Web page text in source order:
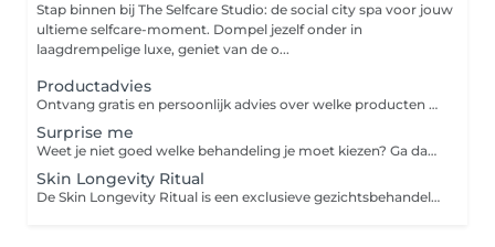
Stap binnen bij The Selfcare Studio: de social city spa voor jouw
ultieme selfcare-moment. Dompel jezelf onder in
laagdrempelige luxe, geniet van de o...
Productadvies
Ontvang gratis en persoonlijk advies over welke producten het beste passen bij jouw huidtype en huidbehoeften. Samen kijken we naar jouw huidige routine en stellen we een passend advies op.
Surprise me
Weet je niet goed welke behandeling je moet kiezen? Ga dan voor de surprise me. We kijken samen welke behandeling voor jou het meest geschikt is.
Skin Longevity Ritual
De Skin Longevity Ritual is een exclusieve gezichtsbehandeling die verder gaat dan traditionele anti-aging. Deze behandeling ondersteunt de huid op celniveau en focust op gezond, sterk en mooi ouder worden. Door een combinatie van geavanceerde actieve ingrediënten, professionele massagetechnieken en het innovatieve Efficacy Booster device wordt de huid intensief gestimuleerd om zich te vernieuwen, herstellen en versterken. De behandeling verbetert de stevigheid, verfijnt de gezichtscontouren en geeft de huid een frisse, jeugdige uitstraling. De zorgvuldig geselecteerde werkstoffen waaronder NAD+ Activator, bio-gefermenteerde peptiden en botanische extracten, werken doelgericht op de diepere huidlagen om oxidatieve stress te verminderen, celvernieuwing te activeren en huidveroudering bij de kern aan te pakken.